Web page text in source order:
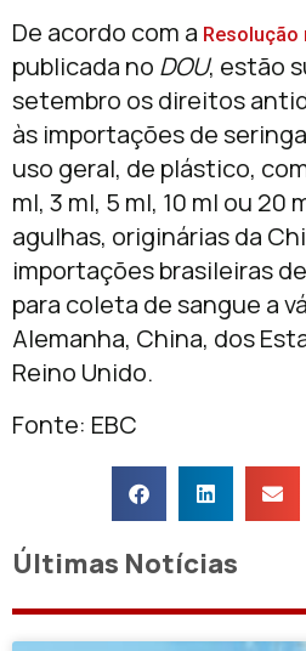
De acordo com a Resolução
publicada no DOU, estão
setembro os direitos
às importações de
uso geral, de plástico,
ml, 3 ml, 5 ml, 10 ml ou 20
agulhas, originárias da
importações brasileiras
para coleta de sangue a
Alemanha, China, dos
Reino Unido.
Fonte: EBC
Últimas Notícias